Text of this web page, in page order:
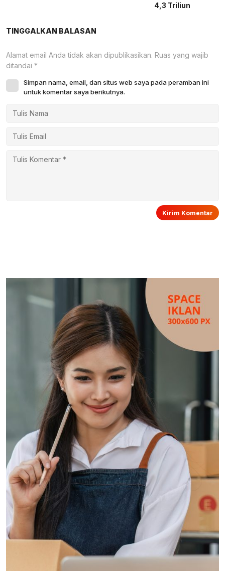
4,3 Triliun
TINGGALKAN BALASAN
Alamat email Anda tidak akan dipublikasikan. Ruas yang wajib
ditandai *
Simpan nama, email, dan situs web saya pada peramban ini
untuk komentar saya berikutnya.